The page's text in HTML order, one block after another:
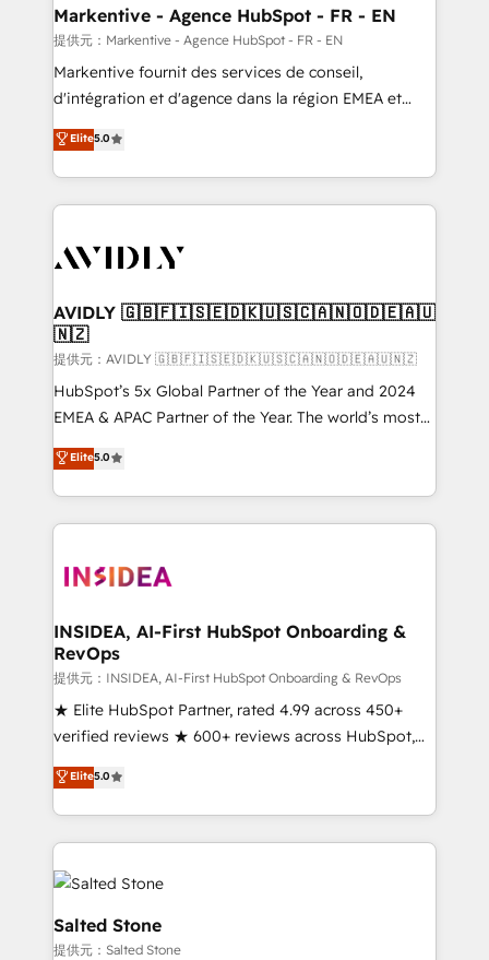
🎯Demand Gen & ABM: Drive pipeline with inbound,
ABM, AEO, SEO, & paid media. 👩‍💻Web Design:
Build high-performing websites with UX, messaging,
& conversion strategy that drive results. 🤖AI
AI, & maximize AEO with tailored AI services. 🧩
Integrations: Extend HubSpot with custom
Markentive - Agence HubSpot - FR - EN
提供元：Markentive - Agence HubSpot - FR - EN
Markentive fournit des services de conseil,
d'intégration et d'agence dans la région EMEA et
North America. Avec plus de 115 experts en
marketing automation, Growth, Revops, CRM et
webdesign. Markentive is both a consulting firm, a
digital agency and an integrator. With over 115
CRM and webdesign (We focus on EMEA - USA
Elite5.0
AVIDLY 🇬🇧🇫🇮🇸🇪🇩🇰🇺🇸🇨🇦🇳🇴🇩🇪🇦🇺
🇳🇿
提供元：AVIDLY 🇬🇧🇫🇮🇸🇪🇩🇰🇺🇸🇨🇦🇳🇴🇩🇪🇦🇺🇳🇿
HubSpot’s 5x Global Partner of the Year and 2024
EMEA & APAC Partner of the Year. The world’s most
experienced and fully accredited HubSpot Solutions
Partner. 🚀 With 2,750+ HubSpot projects delivered
and 370+ specialists across EMEA, APAC and NAM,
we de-risk complex CRM programmes and
multi-region migrations to AI-powered automation,
scale. 🏆 HubSpot’s CEO called us “the partner of the
future.” Others agree it is proof of trust built through
measurable impact.
Elite5.0
INSIDEA, AI-First HubSpot Onboarding &
RevOps
提供元：INSIDEA, AI-First HubSpot Onboarding & RevOps
★ Elite HubSpot Partner, rated 4.99 across 450+
verified reviews ★ 600+ reviews across HubSpot,
G2 & Clutch ★ 150+ in-house HubSpot-certified
experts ★ 1,500+ implementations across 25+
countries ★ AI-first, RevOps-led, onboarding-
obsessed INSIDEA helps growing companies turn
HubSpot into a revenue engine. We onboard your
team, migrate your data, and build AI-powered
workflows that drive adoption from week one, in
your time zone. What we do: ➤ Onboarding: Live in
Elite5.0
Salted Stone
提供元：Salted Stone